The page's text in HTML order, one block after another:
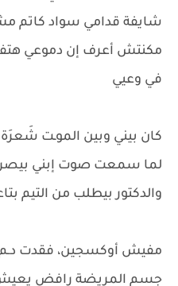
شايفة قدامي سواد كاتم
مكنتش أعرف إن دموعي
في وعيي
كان بيني وبين الموـت شَعرَة
لما سمعت صوت إبني
والدكتور بيطلب من التيم
مفيش أوكسجين، فقدت دـم
جسم المريضة رافض